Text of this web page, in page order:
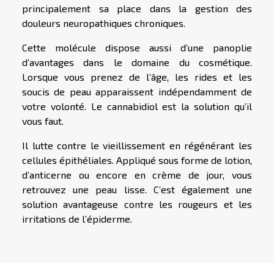
principalement sa place dans la gestion des
douleurs neuropathiques chroniques.
Cette molécule dispose aussi d’une panoplie
d’avantages dans le domaine du cosmétique.
Lorsque vous prenez de l’âge, les rides et les
soucis de peau apparaissent indépendamment de
votre volonté. Le cannabidiol est la solution qu’il
vous faut.
Il lutte contre le vieillissement en régénérant les
cellules épithéliales. Appliqué sous forme de lotion,
d’anticerne ou encore en crème de jour, vous
retrouvez une peau lisse. C’est également une
solution avantageuse contre les rougeurs et les
irritations de l’épiderme.